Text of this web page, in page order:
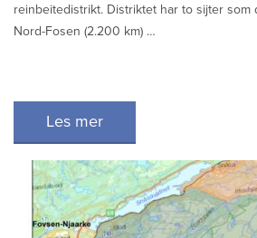
reinbeitedistrikt. Distriktet har to sijter som
Nord-Fosen (2.200 km) …
Les mer